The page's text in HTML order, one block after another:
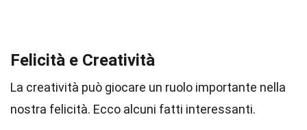
Felicità e Creatività
La creatività può giocare un ruolo importante nella
nostra felicità. Ecco alcuni fatti interessanti.